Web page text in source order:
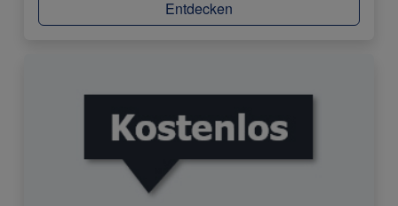
Entdecken